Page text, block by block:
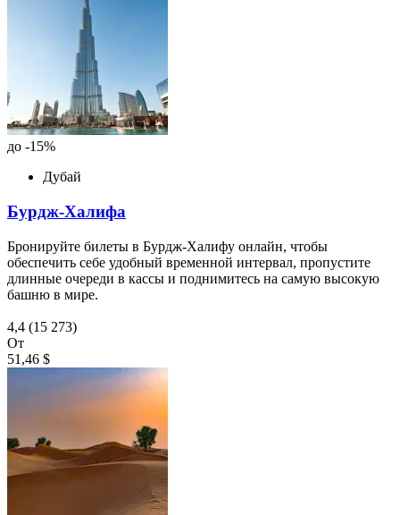
до -15%
Дубай
Бурдж-Халифа
Бронируйте билеты в Бурдж-Халифу онлайн, чтобы
обеспечить себе удобный временной интервал, пропустите
длинные очереди в кассы и поднимитесь на самую высокую
башню в мире.
4,4 (15 273)
От
51,46 $